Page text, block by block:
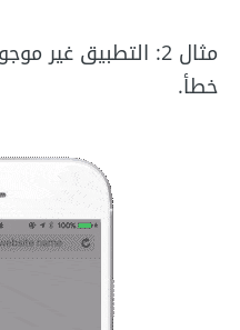
مثال 2: التطبيق
خطأ.